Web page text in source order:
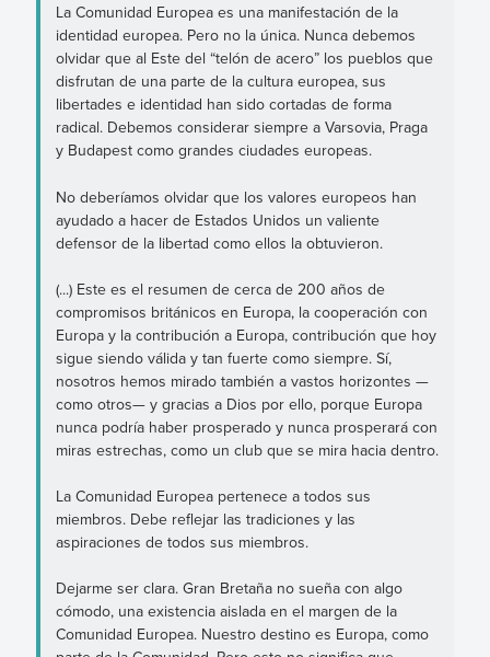
La Comunidad Europea es una manifestación de la
identidad europea. Pero no la única. Nunca debemos
olvidar que al Este del “telón de acero” los pueblos que
disfrutan de una parte de la cultura europea, sus
libertades e identidad han sido cortadas de forma
radical. Debemos considerar siempre a Varsovia, Praga
y Budapest como grandes ciudades europeas.
No deberíamos olvidar que los valores europeos han
ayudado a hacer de Estados Unidos un valiente
defensor de la libertad como ellos la obtuvieron.
(...) Este es el resumen de cerca de 200 años de
compromisos británicos en Europa, la cooperación con
Europa y la contribución a Europa, contribución que hoy
sigue siendo válida y tan fuerte como siempre. Sí,
nosotros hemos mirado también a vastos horizontes —
como otros— y gracias a Dios por ello, porque Europa
nunca podría haber prosperado y nunca prosperará con
miras estrechas, como un club que se mira hacia dentro.
La Comunidad Europea pertenece a todos sus
miembros. Debe reflejar las tradiciones y las
aspiraciones de todos sus miembros.
Dejarme ser clara. Gran Bretaña no sueña con algo
cómodo, una existencia aislada en el margen de la
Comunidad Europea. Nuestro destino es Europa, como